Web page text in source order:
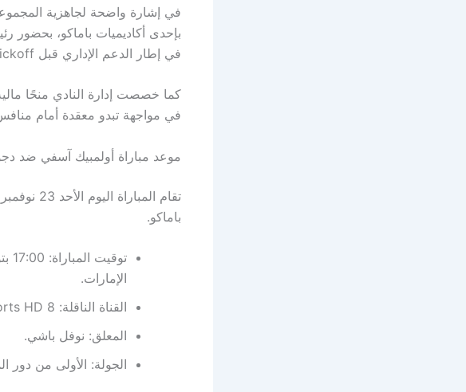
في إشارة واضحة لجاهزية
بإحدى أكاديميات باماكو، بحضور
في إطار الدعم الإداري قبل kickoff القاري.
كما خصصت إدارة النادي منحًا
في مواجهة تبدو معقدة أمام
موعد مباراة أولمبيك آسفي ضد
باماكو.
الإمارات.
القناة الناقلة: beIN Sports HD 8.
المعلق: نوفل باشي.
الجولة: الأولى من دور